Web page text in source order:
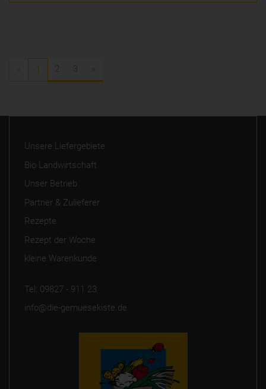
1 2 3 »
Unsere Liefergebiete
Bio Landwirtschaft
Unser Betrieb
Partner & Zulieferer
Rezepte
Rezept der Woche
kleine Warenkunde
Tel: 09827 - 911 23
info@die-gemuesekiste.de